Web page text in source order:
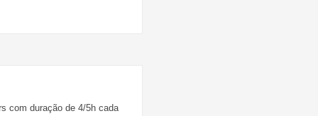
com duração de 4/5h cada